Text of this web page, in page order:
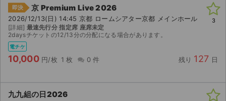
サイト情報
チケットジャム運営会社
チケットジャム利用規約
特定商取引法に基づく表記
即決 京 Premium Live 2026
2026/12/13(日) 14:45 京都 ロームシアター京都 メインホール
[詳細] 最速先行分 指定席 座席未定
2daysチケットの12/13分の分配になる場合があります。
電チケ
10,000 円/枚 1 枚 0 件 残り 127 日
3
九九組の日2026